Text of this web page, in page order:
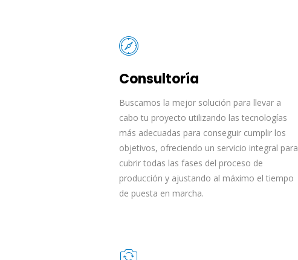
Consultoría
Buscamos la mejor solución para llevar a
cabo tu proyecto utilizando las tecnologías
más adecuadas para conseguir cumplir los
objetivos, ofreciendo un servicio integral para
cubrir todas las fases del proceso de
producción y ajustando al máximo el tiempo
de puesta en marcha.